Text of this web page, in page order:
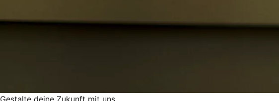
Gestalte deine Zukunft mit uns